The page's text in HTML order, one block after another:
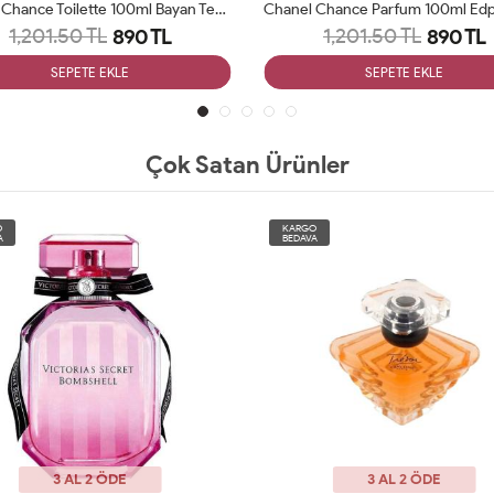
Chanel Chance Toilette 100ml Bayan Tester Parfüm Woman
1,201.50 TL 890 TL
SEPETE EKLE
1,201.50 TL 890 TL
SEPETE EKLE
Çok Satan Ürünler
3 AL 2 ÖDE
KARGO
BEDAVA
3 AL 2 ÖDE